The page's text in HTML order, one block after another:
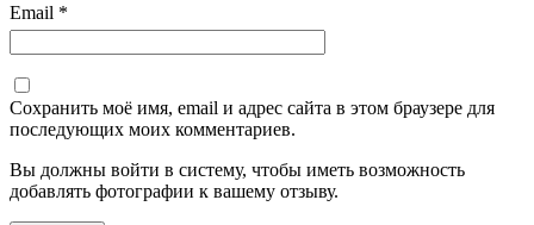
Email *
Сохранить моё имя, email и адрес сайта в этом браузере для
последующих моих комментариев.
Вы должны войти в систему, чтобы иметь возможность
добавлять фотографии к вашему отзыву.